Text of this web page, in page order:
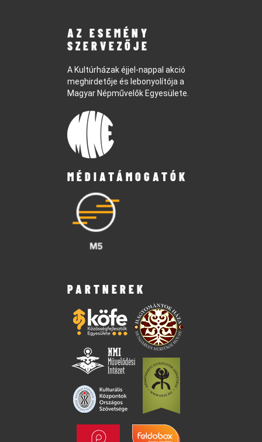
AZ ESEMÉNY
SZERVEZŐJE
A Kultúrházak éjjel-nappal akció
meghirdetője és lebonyolítója a
Magyar Népművelők Egyesülete.
MÉDIATÁMOGATÓK
PARTNEREK